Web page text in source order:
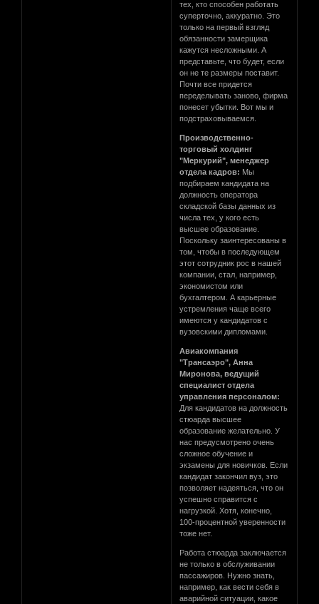
тех, кто способен работать
суперточно, аккуратно. Это
только на первый взгляд
обязанности замерщика
кажутся несложными. А
представьте, что будет, если
он не те размеры поставит.
Почти все придется
переделывать заново, фирма
понесет убытки. Вот мы и
подстраховываемся.
Производственно-
торговый холдинг
"Меркурий", менеджер
отдела кадров: Мы
подбираем кандидата на
должность оператора
складской базы данных из
числа тех, у кого есть
высшее образование.
Поскольку заинтересованы в
том, чтобы в последующем
этот сотрудник рос в нашей
компании, стал, например,
экономистом или
бухгалтером. А карьерные
устремления чаще всего
имеются у кандидатов с
вузовскими дипломами.
Авиакомпания
"Трансаэро", Анна
Миронова, ведущий
специалист отдела
управления персоналом:
Для кандидатов на должность
стюарда высшее
образование желательно. У
нас предусмотрено очень
сложное обучение и
экзамены для новичков. Если
кандидат закончил вуз, это
позволяет надеяться, что он
успешно справится с
нагрузкой. Хотя, конечно,
100-процентной уверенности
тоже нет.
Работа стюарда заключается
не только в обслуживании
пассажиров. Нужно знать,
например, как вести себя в
аварийной ситуации, какое